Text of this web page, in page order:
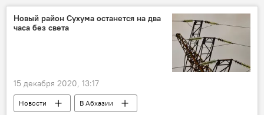
Новый район Сухума останется на два
часа без света
15 декабря 2020, 13:17
Новости
В Абхазии